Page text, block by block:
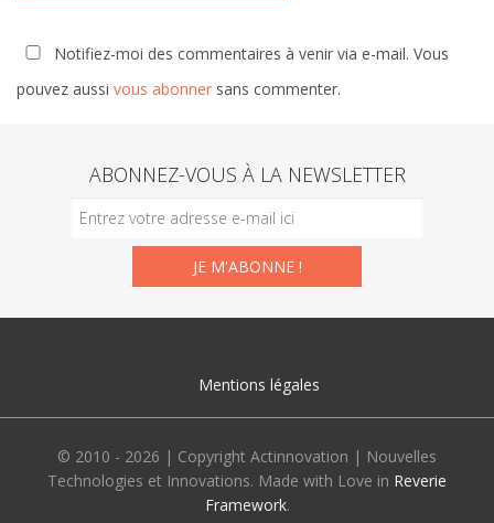
Notifiez-moi des commentaires à venir via e-mail. Vous
pouvez aussi vous abonner sans commenter.
ABONNEZ-VOUS À LA NEWSLETTER
Mentions légales
© 2010 - 2026 | Copyright Actinnovation | Nouvelles
Technologies et Innovations. Made with Love in Reverie
Framework.